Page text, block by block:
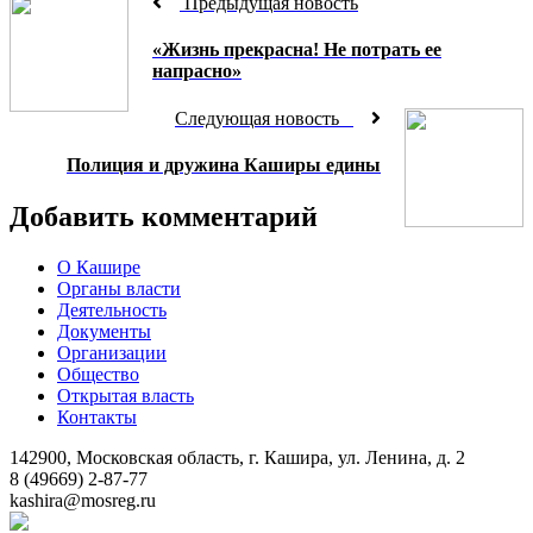
«Жизнь прекрасна! Не потрать ее
напрасно»
Следующая новость
Полиция и дружина Каширы едины
Добавить комментарий
О Кашире
Органы власти
Деятельность
Документы
Организации
Общество
Открытая власть
Контакты
142900, Московская область, г. Кашира, ул. Ленина, д. 2
8 (49669) 2-87-77
kashira@mosreg.ru